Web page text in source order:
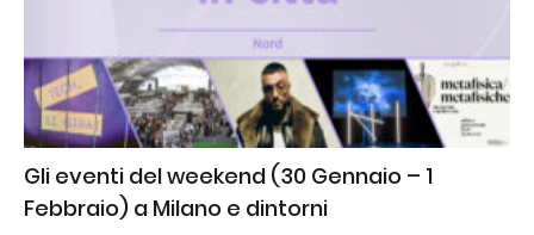
Gli eventi del weekend (30 Gennaio – 1
Febbraio) a Milano e dintorni